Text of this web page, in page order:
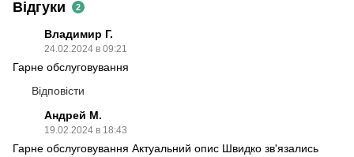
Відгуки 2
Владимир Г.
24.02.2024 в 09:21
Гарне обслуговування
Відповісти
Андрей М.
19.02.2024 в 18:43
Гарне обслуговування Актуальний опис Швидко зв'язались